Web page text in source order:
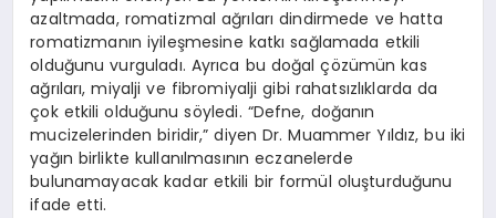
azaltmada, romatizmal ağrıları dindirmede ve hatta
romatizmanın iyileşmesine katkı sağlamada etkili
olduğunu vurguladı. Ayrıca bu doğal çözümün kas
ağrıları, miyalji ve fibromiyalji gibi rahatsızlıklarda da
çok etkili olduğunu söyledi. “Defne, doğanın
mucizelerinden biridir,” diyen Dr. Muammer Yıldız, bu iki
yağın birlikte kullanılmasının eczanelerde
bulunamayacak kadar etkili bir formül oluşturduğunu
ifade etti.